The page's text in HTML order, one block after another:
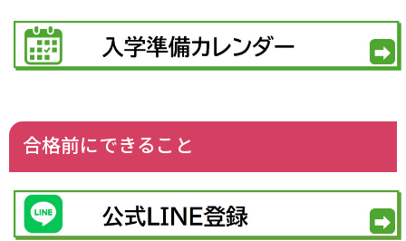
合格前にできること